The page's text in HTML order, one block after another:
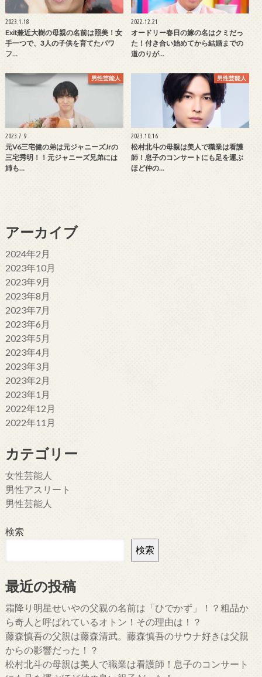
2023.1.18
Exit兼近大樹の母親の名前は照美！女
手一つで、3人の子供を育てたパワ
フ…
2022.12.21
オードリー春日の嫁の名はクミだっ
た！付き合い始めてから結婚までの
道のりが…
男性芸能人
2023.7.9
元V6三宅健の弟は元ジャニーズJrの
三宅秀明！！元ジャニーズ兄弟には
姉も…
男性芸能人
2023.10.16
松村北斗の母親は美人で職業は看護
師！息子のコンサートにも足を運ぶ
ほど仲の…
アーカイブ
2024年2月
2023年10月
2023年9月
2023年8月
2023年7月
2023年6月
2023年5月
2023年4月
2023年3月
2023年2月
2023年1月
2022年12月
2022年11月
カテゴリー
女性芸能人
男性アスリート
男性芸能人
検索
検索
最近の投稿
霜降り明星せいやの父親の名前は「ひでかず」！？粗品か
ら奇人と呼ばれているオトン！その理由は！？
藤森慎吾の父親は藤森清武。藤森慎吾のサウナ好きは父親
からの影響だった！？
松村北斗の母親は美人で職業は看護師！息子のコンサート